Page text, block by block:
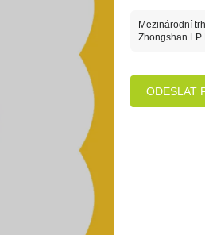
Mezinárodní
Zhongshan LP
ODESLAT